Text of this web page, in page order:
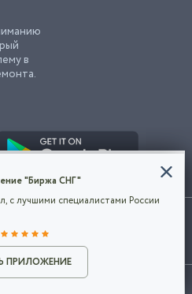
объявление
в
подача объявлений, означает
собственностью их
Биржа СНГ
чтобы сделать
компании
cookie.
"Биржа СНГ"
с лучшими специалистами России
ПРИЛОЖЕНИЕ